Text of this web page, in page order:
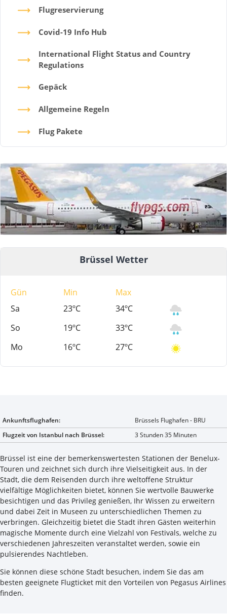
Flugreservierung
Covid-19 Info Hub
International Flight Status and Country
Regulations
Gepäck
Allgemeine Regeln
Flug Pakete
Brüssel Wetter
Gün Min
Max
Sa
23ºC
34ºC
So
19ºC
33ºC
Mo
16ºC 27ºC
Ankunftsflughafen:
Brüssels Flughafen - BRU
Flugzeit von Istanbul nach Brüssel:
3 Stunden 35 Minuten
Brüssel ist eine der bemerkenswertesten Stationen der Benelux-
Touren und zeichnet sich durch ihre Vielseitigkeit aus. In der
Stadt, die dem Reisenden durch ihre weltoffene Struktur
vielfältige Möglichkeiten bietet, können Sie wertvolle Bauwerke
besichtigen und das Privileg genießen, Ihr Wissen zu erweitern
und dabei Zeit in Museen zu unterschiedlichen Themen zu
verbringen. Gleichzeitig bietet die Stadt ihren Gästen weiterhin
magische Momente durch eine Vielzahl von Festivals, welche zu
verschiedenen Jahreszeiten veranstaltet werden, sowie ein
pulsierendes Nachtleben.
Sie können diese schöne Stadt besuchen, indem Sie das am
besten geeignete Flugticket mit den Vorteilen von Pegasus Airlines
finden.